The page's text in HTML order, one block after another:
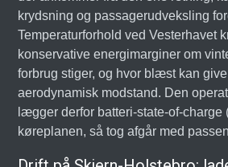
krydsning og passagerudveksling
Temperaturforhold ved Vesterhavet
konservative energimarginer om
forbrug stiger, og hvor blæst kan
aerodynamisk modstand. Den
lægger derfor batteri-state-of-charge
køreplanen, så tog afgår med